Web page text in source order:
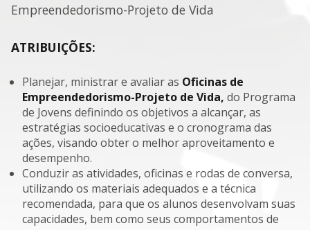
Empreendedorismo-Projeto de Vida
ATRIBUIÇÕES:
Planejar, ministrar e avaliar as Oficinas de
Empreendedorismo-Projeto de Vida, do Programa
de Jovens definindo os objetivos a alcançar, as
estratégias socioeducativas e o cronograma das
ações, visando obter o melhor aproveitamento e
desempenho.
Conduzir as atividades, oficinas e rodas de conversa,
utilizando os materiais adequados e a técnica
recomendada, para que os alunos desenvolvam suas
capacidades, bem como seus comportamentos de